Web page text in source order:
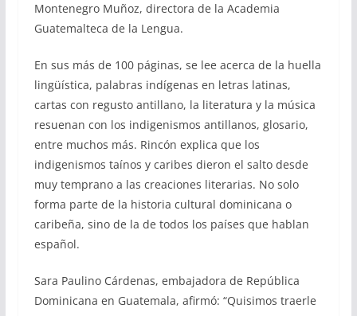
Montenegro Muñoz, directora de la Academia
Guatemalteca de la Lengua.
En sus más de 100 páginas, se lee acerca de la huella
lingüística, palabras indígenas en letras latinas,
cartas con regusto antillano, la literatura y la música
resuenan con los indigenismos antillanos, glosario,
entre muchos más. Rincón explica que los
indigenismos taínos y caribes dieron el salto desde
muy temprano a las creaciones literarias. No solo
forma parte de la historia cultural dominicana o
caribeña, sino de la de todos los países que hablan
español.
Sara Paulino Cárdenas, embajadora de República
Dominicana en Guatemala, afirmó: “Quisimos traerle